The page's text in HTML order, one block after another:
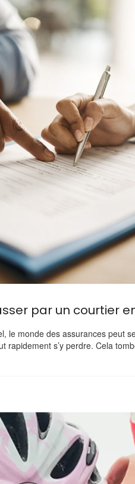
par un courtier
le monde des assurances peut
rapidement s’y perdre. Cela